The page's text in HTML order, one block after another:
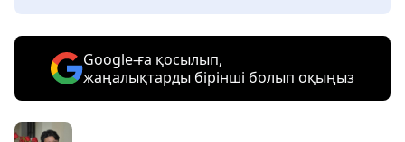
Google-ға қосылып,
жаңалықтарды бірінші болып оқыңыз